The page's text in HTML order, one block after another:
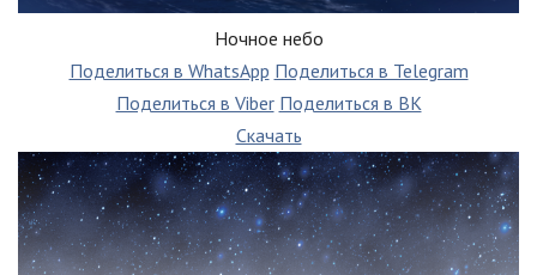
Ночное небо
Поделиться в WhatsApp Поделиться в Telegram
Поделиться в Viber Поделиться в ВК
Скачать